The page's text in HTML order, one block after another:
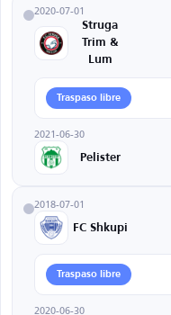
2020-07-01
Struga
Trim &
Lum
Traspaso libre
2021-06-30
Pelister
2018-07-01
FC Shkupi
Traspaso libre
2020-06-30